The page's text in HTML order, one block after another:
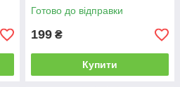
Готово до відправки
199 ₴
Купити